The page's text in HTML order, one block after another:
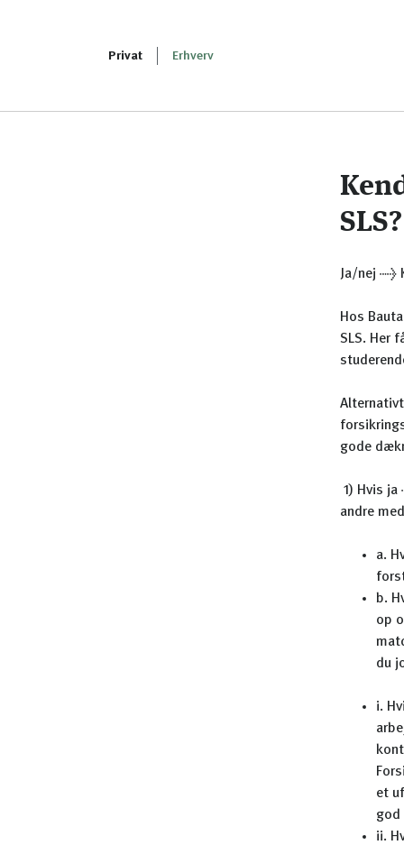
Privat Erhverv
SLS?
Ja/nej →
Hos
SLS. Her
gode
1) Hvis
andre
a.
b.
op
du
i.
et
god
ii.